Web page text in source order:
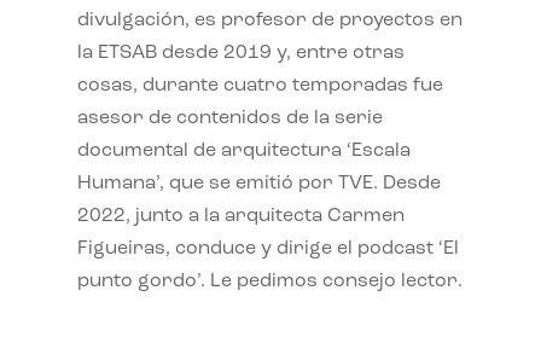
divulgación, es profesor de proyectos en
la ETSAB desde 2019 y, entre otras
cosas, durante cuatro temporadas fue
asesor de contenidos de la serie
documental de arquitectura ‘Escala
Humana’, que se emitió por TVE. Desde
2022, junto a la arquitecta Carmen
Figueiras, conduce y dirige el podcast ‘El
punto gordo’. Le pedimos consejo lector.